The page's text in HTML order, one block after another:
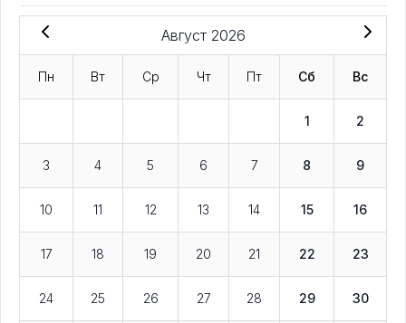
Август 2026
Пн Вт Ср Чт Пт Сб Вс
1 2
3 4 5 6 7 8 9
10 11 12 13 14 15 16
17 18 19 20 21 22 23
24 25 26 27 28 29 30